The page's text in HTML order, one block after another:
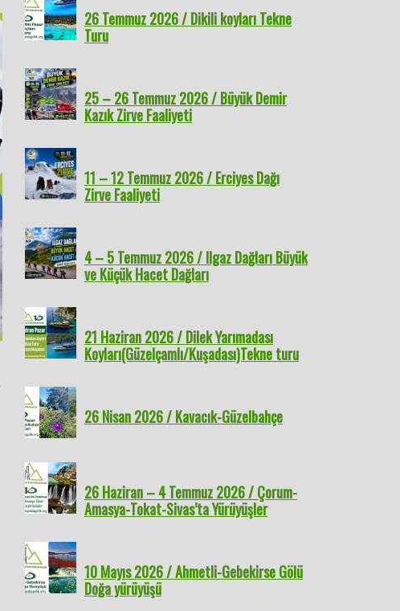
26 Temmuz 2026 / Dikili koyları Tekne
Turu
25 – 26 Temmuz 2026 / Büyük Demir
Kazık Zirve Faaliyeti
11 – 12 Temmuz 2026 / Erciyes Dağı
Zirve Faaliyeti
4 – 5 Temmuz 2026 / Ilgaz Dağları Büyük
ve Küçük Hacet Dağları
21 Haziran 2026 / Dilek Yarımadası
Koyları(Güzelçamlı/Kuşadası)Tekne turu
26 Nisan 2026 / Kavacık-Güzelbahçe
26 Haziran – 4 Temmuz 2026 / Çorum-
Amasya-Tokat-Sivas’ta Yürüyüşler
10 Mayıs 2026 / Ahmetli-Gebekirse Gölü
Doğa yürüyüşü